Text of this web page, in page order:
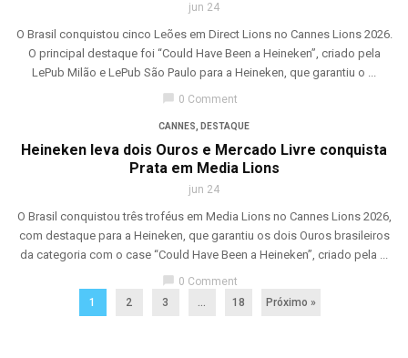
jun 24
O Brasil conquistou cinco Leões em Direct Lions no Cannes Lions 2026.
O principal destaque foi “Could Have Been a Heineken”, criado pela
LePub Milão e LePub São Paulo para a Heineken, que garantiu o ...
chat_bubble 0 Comment
CANNES, DESTAQUE
Heineken leva dois Ouros e Mercado Livre conquista
Prata em Media Lions
jun 24
O Brasil conquistou três troféus em Media Lions no Cannes Lions 2026,
com destaque para a Heineken, que garantiu os dois Ouros brasileiros
da categoria com o case “Could Have Been a Heineken”, criado pela ...
chat_bubble 0 Comment
1
2 3 … 18 Próximo »